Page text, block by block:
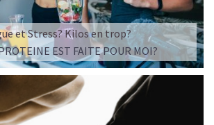
et Stress? Kilos en trop?
EST FAITE POUR MOI?